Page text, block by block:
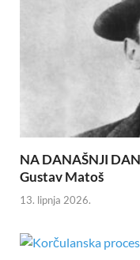
NA DANAŠNJI
Gustav Matoš
13. lipnja 2026.